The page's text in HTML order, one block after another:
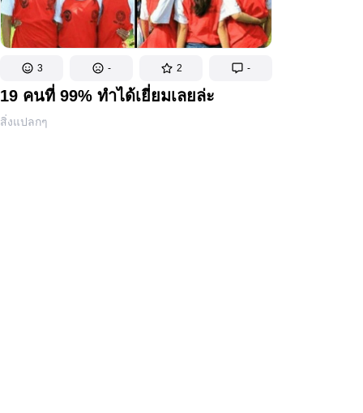
3 - 2 -
19 คนที่ 99% ทำได้เยี่ยมเลยล่ะ
สิ่งแปลกๆ